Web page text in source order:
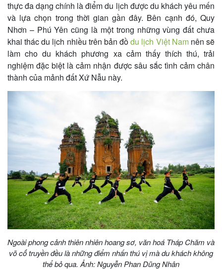
Về
Quy
Nhơn
Tourist
Cảm
hàng
Tuyển
dụng
Liên
hệ
thực đa dạng chính là điểm du lịch được du khách yêu mến
và lựa chọn trong thời gian gần đây. Bên cạnh đó, Quy
Nhơn – Phú Yên cũng là một trong những vùng đất chưa
khai thác du lịch nhiều trên bản đồdu lịch Việt Namnên sẽ
làm cho du khách phương xa cảm thấy thích thú, trải
nghiệm đặc biệt là cảm nhận được sâu sắc tình cảm chân
thành của mảnh đất Xứ Nẫu này.
Ngoài phong cảnh thiên nhiên hoang sơ, văn hoá Tháp Chăm và
võ cổ truyền đều là những điểm nhấn thú vị mà du khách không
thể bỏ qua. Ảnh: Nguyễn Phan Dũng Nhân